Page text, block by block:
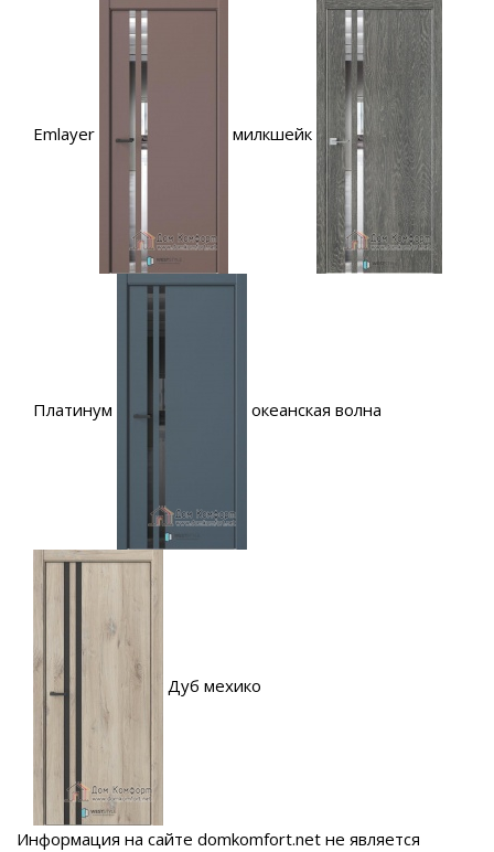
Emlayer милкшейк
Платинум океанская волна
Дуб мехико
Информация на сайте domkomfort.net не является